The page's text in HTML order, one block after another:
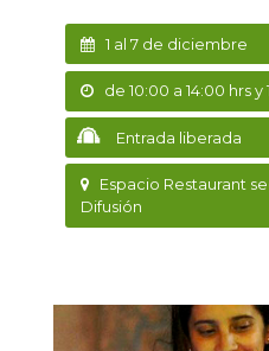
1 al 7 de diciembre
de 10:00 a 14:00 hrs y
Entrada liberada
Espacio Restaurant
Difusión